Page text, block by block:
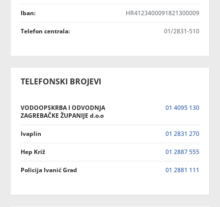
Iban: HR4123400091821300009
Telefon centrala: 01/2831-510
TELEFONSKI BROJEVI
VODOOPSKRBA I ODVODNJA
ZAGREBAČKE ŽUPANIJE d.o.o
01 4095 130
Ivaplin 01 2831 270
Hep Križ 01 2887 555
Policija Ivanić Grad 01 2881 111